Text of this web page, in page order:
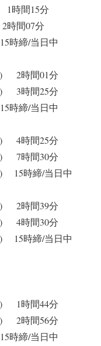
1時間15分
時間07分
時締/当日中
) 2時間01分
) 3時間25分
時締/当日中
) 4時間25分
) 7時間30分
) 15時締/当日中
) 2時間39分
) 4時間30分
) 15時締/当日中
) 1時間44分
) 2時間56分
時締/当日中